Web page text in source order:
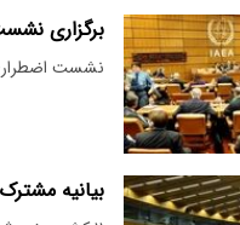
برگزاری
نشست
بیانیه مشترک ۱۱ کشور در محکومیت تجاوزات اسرائیل به تاسیسات